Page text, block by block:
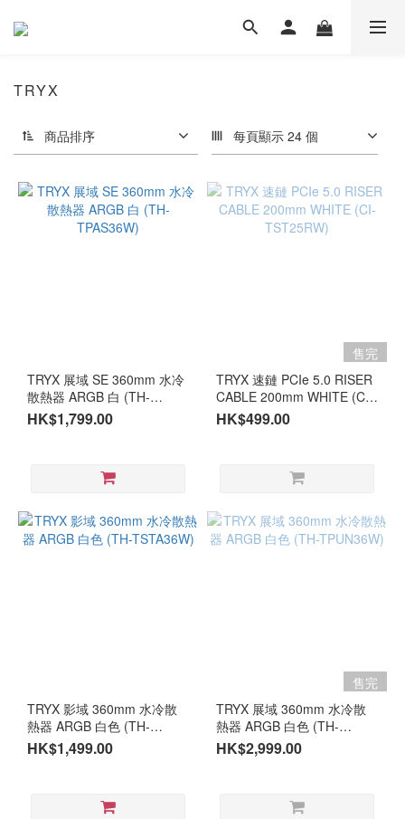
TRYX
商品排序 每頁顯示 24 個
TRYX 展域 SE 360mm 水冷
散熱器 ARGB 白 (TH-
TPAS36W)
HK$1,799.00
售完
TRYX 速鏈 PCIe 5.0 RISER
CABLE 200mm WHITE (CI-
TST25RW)
HK$499.00
TRYX 影域 360mm 水冷散
熱器 ARGB 白色 (TH-
TSTA36W)
HK$1,499.00
售完
TRYX 展域 360mm 水冷散
熱器 ARGB 白色 (TH-
TPUN36W)
HK$2,999.00